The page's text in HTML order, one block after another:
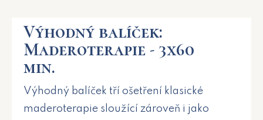
Výhodný balíček:
Maderoterapie - 3x60
min.
Výhodný balíček tří ošetření klasické
maderoterapie sloužící zároveň i jako